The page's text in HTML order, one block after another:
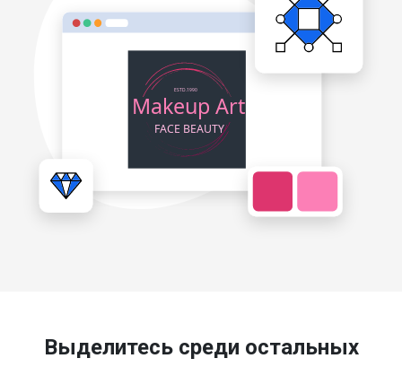
Выделитесь среди остальных